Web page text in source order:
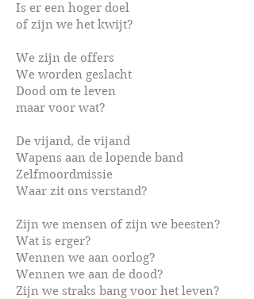
Is er een hoger doel
of zijn we het kwijt?
We zijn de offers
We worden geslacht
Dood om te leven
maar voor wat?
De vijand, de vijand
Wapens aan de lopende band
Zelfmoordmissie
Waar zit ons verstand?
Zijn we mensen of zijn we beesten?
Wat is erger?
Wennen we aan oorlog?
Wennen we aan de dood?
Zijn we straks bang voor het leven?